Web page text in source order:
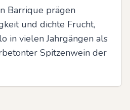
Barrique prägen
und dichte Frucht,
in vielen Jahrgängen als
Spitzenwein der